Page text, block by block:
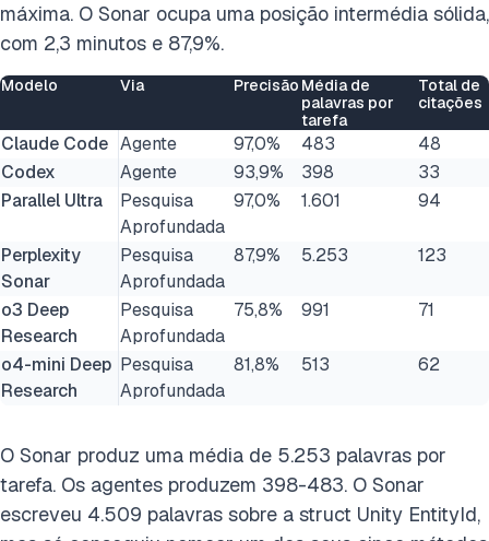
máxima. O Sonar ocupa uma posição intermédia sólida,
com 2,3 minutos e 87,9%.
Modelo Via Precisão Média de
palavras por
tarefa
Total de
citações
Claude Code Agente 97,0% 483
48
Codex
Agente 93,9% 398
33
Parallel Ultra
Pesquisa
Aprofundada
97,0% 1.601 94
Perplexity
Sonar
Pesquisa
Aprofundada
87,9% 5.253 123
o3 Deep
Research
Pesquisa
Aprofundada
75,8% 991 71
o4-mini Deep
Research
Pesquisa
Aprofundada
81,8% 513 62
O Sonar produz uma média de 5.253 palavras por
tarefa. Os agentes produzem 398-483. O Sonar
escreveu 4.509 palavras sobre a struct Unity EntityId,